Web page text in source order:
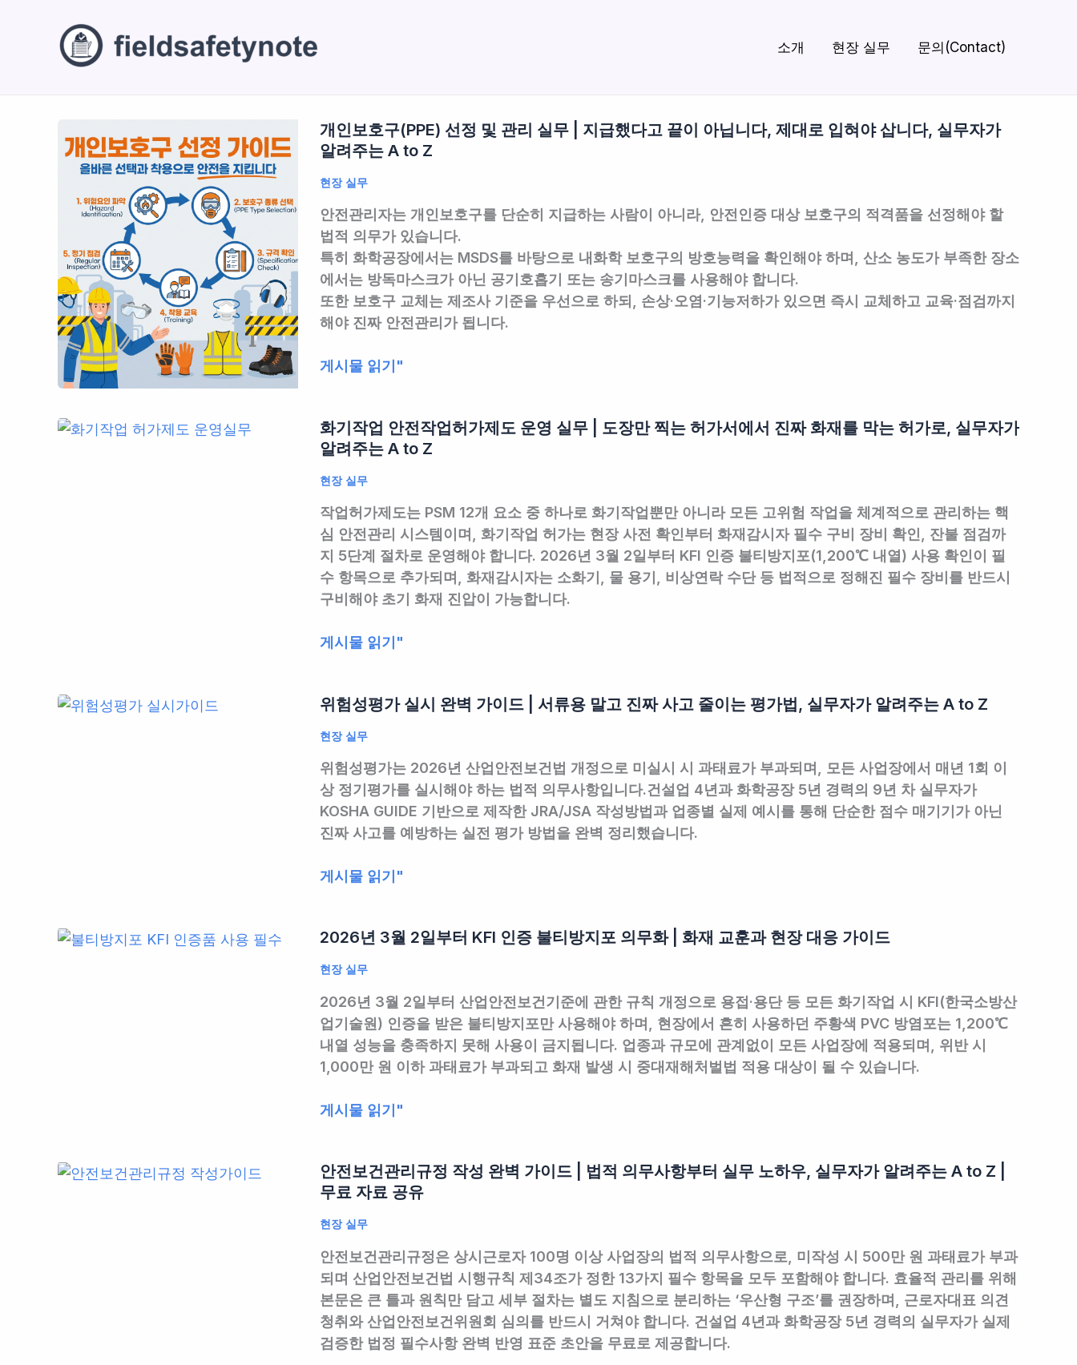
소개 현장 실무 문의(Contact)
개인보호구(PPE) 선정 및 관리 실무 | 지급했다고 끝이 아닙니다, 제대로 입혀야 삽니다, 실무자가
알려주는 A to Z
현장 실무
안전관리자는 개인보호구를 단순히 지급하는 사람이 아니라, 안전인증 대상 보호구의 적격품을 선정해야 할
법적 의무가 있습니다.
특히 화학공장에서는 MSDS를 바탕으로 내화학 보호구의 방호능력을 확인해야 하며, 산소 농도가 부족한 장소
에서는 방독마스크가 아닌 공기호흡기 또는 송기마스크를 사용해야 합니다.
또한 보호구 교체는 제조사 기준을 우선으로 하되, 손상·오염·기능저하가 있으면 즉시 교체하고 교육·점검까지
해야 진짜 안전관리가 됩니다.
개
호
구
(PPE)
정
및
관
리
실
|
했
다
끝
이
아
닙
다,
대
입
혀
야
삽
니
다,
실
무
가
알
주
는
A
to
Z
게시물 읽기"
화기작업 안전작업허가제도 운영 실무 | 도장만 찍는 허가서에서 진짜 화재를 막는 허가로, 실무자가
알려주는 A to Z
현장 실무
작업허가제도는 PSM 12개 요소 중 하나로 화기작업뿐만 아니라 모든 고위험 작업을 체계적으로 관리하는 핵
심 안전관리 시스템이며, 화기작업 허가는 현장 사전 확인부터 화재감시자 필수 구비 장비 확인, 잔불 점검까
지 5단계 절차로 운영해야 합니다. 2026년 3월 2일부터 KFI 인증 불티방지포(1,200℃ 내열) 사용 확인이 필
수 항목으로 추가되며, 화재감시자는 소화기, 물 용기, 비상연락 수단 등 법적으로 정해진 필수 장비를 반드시
구비해야 초기 화재 진압이 가능합니다.
화
업
안
작
업
허
가
도
실
무
도
장
만
찍
허
서
에
서
진
짜
화
재
를
막
는
게시물 읽기"
위험성평가 실시 완벽 가이드 | 서류용 말고 진짜 사고 줄이는 평가법, 실무자가 알려주는 A to Z
현장 실무
위험성평가는 2026년 산업안전보건법 개정으로 미실시 시 과태료가 부과되며, 모든 사업장에서 매년 1회 이
상 정기평가를 실시해야 하는 법적 의무사항입니다.건설업 4년과 화학공장 5년 경력의 9년 차 실무자가
KOSHA GUIDE 기반으로 제작한 JRA/JSA 작성방법과 업종별 실제 예시를 통해 단순한 점수 매기기가 아닌
진짜 사고를 예방하는 실전 평가 방법을 완벽 정리했습니다.
위
평
가
시
완
벽
가
드
류
용
말
진
짜
사
고
줄
게시물 읽기"
2026년 3월 2일부터 KFI 인증 불티방지포 의무화 | 화재 교훈과 현장 대응 가이드
현장 실무
2026년 3월 2일부터 산업안전보건기준에 관한 규칙 개정으로 용접·용단 등 모든 화기작업 시 KFI(한국소방산
업기술원) 인증을 받은 불티방지포만 사용해야 하며, 현장에서 흔히 사용하던 주황색 PVC 방염포는 1,200℃
내열 성능을 충족하지 못해 사용이 금지됩니다. 업종과 규모에 관계없이 모든 사업장에 적용되며, 위반 시
1,000만 원 이하 과태료가 부과되고 화재 발생 시 중대재해처벌법 적용 대상이 될 수 있습니다.
2026
월
2
일
터
KFI
인
증
불
게시물 읽기"
안전보건관리규정 작성 완벽 가이드 | 법적 의무사항부터 실무 노하우, 실무자가 알려주는 A to Z |
무료 자료 공유
현장 실무
안전보건관리규정은 상시근로자 100명 이상 사업장의 법적 의무사항으로, 미작성 시 500만 원 과태료가 부과
되며 산업안전보건법 시행규칙 제34조가 정한 13가지 필수 항목을 모두 포함해야 합니다. 효율적 관리를 위해
본문은 큰 틀과 원칙만 담고 세부 절차는 별도 지침으로 분리하는 ‘우산형 구조’를 권장하며, 근로자대표 의견
청취와 산업안전보건위원회 심의를 반드시 거쳐야 합니다. 건설업 4년과 화학공장 5년 경력의 실무자가 실제
검증한 법정 필수사항 완벽 반영 표준 초안을 무료로 제공합니다.